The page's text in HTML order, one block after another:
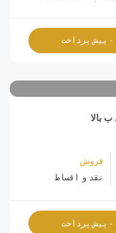
- پیش پرداخت
فروش
نقد و اقساط
- پیش پرداخت